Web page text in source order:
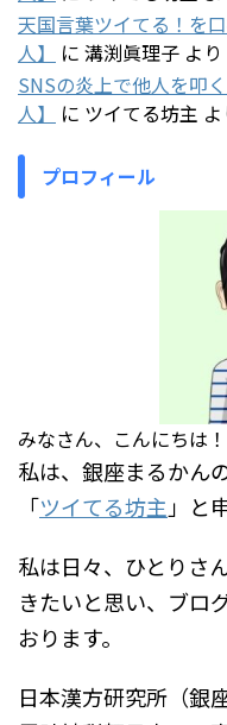
天国言葉ツイてる！を
人】
に 溝渕眞理子 より
SNSの炎上で他人を叩
人】
に ツイてる坊主 よ
プロフィール
みなさん、こんにちは
私は、銀座まるかん
「ツイてる坊主 」と
私は日々、ひとりさ
きたいと思い、ブロ
おります。
日本漢方研究所（銀